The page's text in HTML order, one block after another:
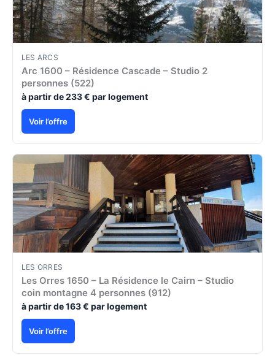
LES ARCS
Arc 1600 – Résidence Cascade – Studio 2
personnes (522)
à partir de 233 € par logement
Voir l’offre
LES ORRES
Les Orres 1650 – La Résidence le Cairn – Studio
coin montagne 4 personnes (912)
à partir de 163 € par logement
Voir l’offre